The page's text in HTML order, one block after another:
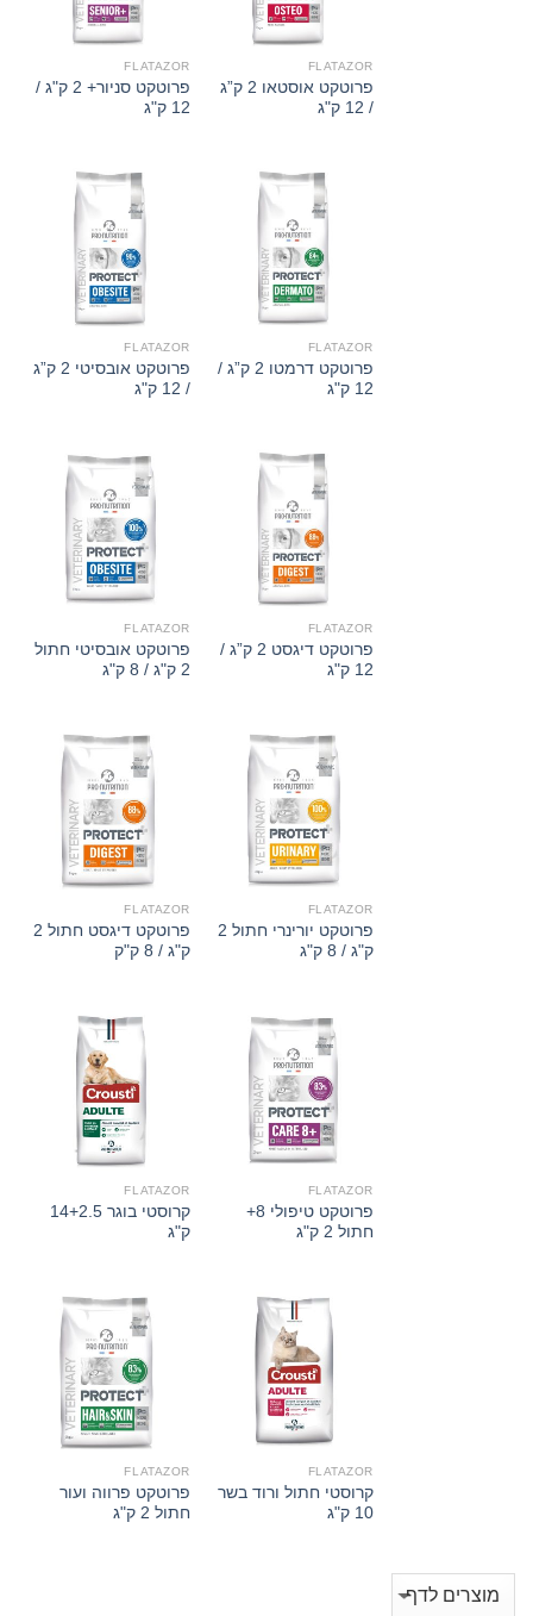
FLATAZOR
פרוטקט אוסטאו 2 ק”ג
/ 12 ק"ג
FLATAZOR
פרוטקט סניור+ 2 ק"ג /
12 ק"ג
FLATAZOR
פרוטקט דרמטו 2 ק”ג /
12 ק"ג
FLATAZOR
פרוטקט אובסיטי 2 ק”ג
/ 12 ק"ג
FLATAZOR
פרוטקט דיגסט 2 ק”ג /
12 ק"ג
FLATAZOR
פרוטקט אובסיטי חתול
2 ק"ג / 8 ק"ג
FLATAZOR
פרוטקט יורינרי חתול 2
ק"ג / 8 ק"ג
FLATAZOR
פרוטקט דיגסט חתול 2
ק"ג / 8 ק"ק
FLATAZOR
פרוטקט טיפולי 8+
חתול 2 ק"ג
FLATAZOR
קרוסטי בוגר 14+2.5
ק"ג
FLATAZOR
קרוסטי חתול ורוד בשר
10 ק"ג
FLATAZOR
פרוטקט פרווה ועור
חתול 2 ק"ג